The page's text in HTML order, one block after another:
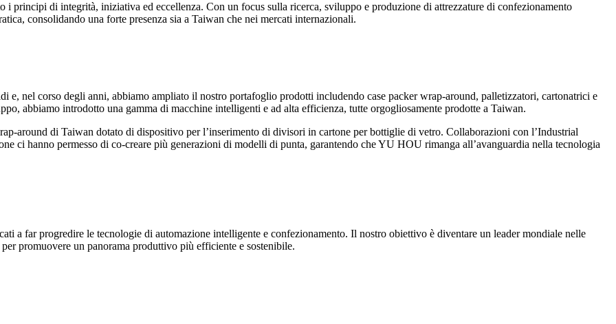
principi di integrità, iniziativa ed eccellenza. Con un focus sulla ricerca, sviluppo e produzione di attrezzature di confezionamento
consolidando una forte presenza sia a Taiwan che nei mercati internazionali.
e, nel corso degli anni, abbiamo ampliato il nostro portafoglio prodotti includendo case packer wrap-around, palletizzatori, cartonatrici e
abbiamo introdotto una gamma di macchine intelligenti e ad alta efficienza, tutte orgogliosamente prodotte a Taiwan.
around di Taiwan dotato di dispositivo per l’inserimento di divisori in cartone per bottiglie di vetro. Collaborazioni con l’Industrial
ci hanno permesso di co-creare più generazioni di modelli di punta, garantendo che YU HOU rimanga all’avanguardia nella tecnologia
a far progredire le tecnologie di automazione intelligente e confezionamento. Il nostro obiettivo è diventare un leader mondiale nelle
promuovere un panorama produttivo più efficiente e sostenibile.